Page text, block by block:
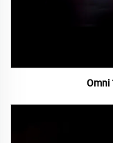
Omni